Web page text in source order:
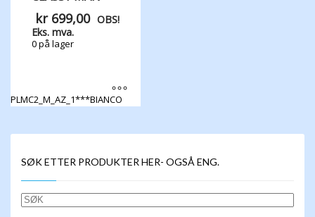
kr699,00 OBS!
Eks. mva.
0 på lager
PLMC2_M_AZ_1***BIANCO
har
varianter.
Alternativene
kan
velges
SØK ETTER PRODUKTER HER- OGSÅ ENG.
SØK